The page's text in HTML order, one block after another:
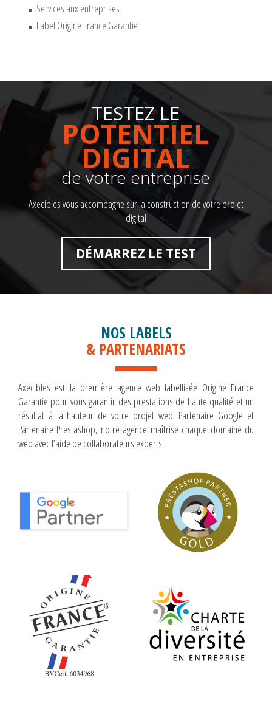
Services aux entreprises
Label Origine France Garantie
TESTEZ LE
POTENTIEL
DIGITAL
de votre entreprise
Axecibles vous accompagne sur la construction de votre projet
digital
DÉMARREZ LE TEST
NOS LABELS
& PARTENARIATS
Axecibles est la première agence web labellisée Origine France
Garantie pour vous garantir des prestations de haute qualité et un
résultat à la hauteur de votre projet web. Partenaire Google et
Partenaire Prestashop, notre agence maîtrise chaque domaine du
web avec l’aide de collaborateurs experts.